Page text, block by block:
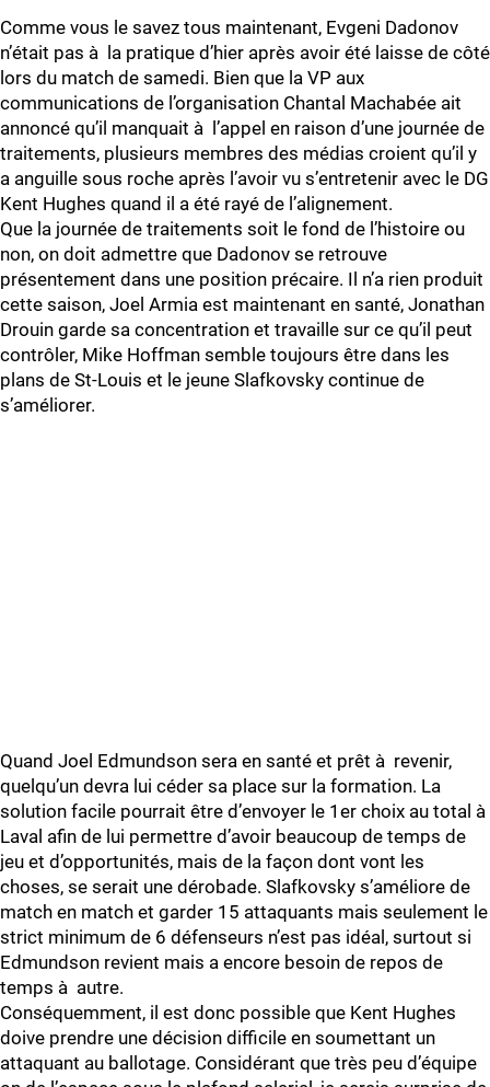
Comme vous le savez tous maintenant, Evgeni Dadonov
n’était pas à la pratique d’hier après avoir été laisse de côté
lors du match de samedi. Bien que la VP aux
communications de l’organisation Chantal Machabée ait
annoncé qu’il manquait à l’appel en raison d’une journée de
traitements, plusieurs membres des médias croient qu’il y
a anguille sous roche après l’avoir vu s’entretenir avec le DG
Kent Hughes quand il a été rayé de l’alignement.
Que la journée de traitements soit le fond de l’histoire ou
non, on doit admettre que Dadonov se retrouve
présentement dans une position précaire. Il n’a rien produit
cette saison, Joel Armia est maintenant en santé, Jonathan
Drouin garde sa concentration et travaille sur ce qu’il peut
contrôler, Mike Hoffman semble toujours être dans les
plans de St-Louis et le jeune Slafkovsky continue de
s’améliorer.
Quand Joel Edmundson sera en santé et prêt à revenir,
quelqu’un devra lui céder sa place sur la formation. La
solution facile pourrait être d’envoyer le 1er choix au total à
Laval afin de lui permettre d’avoir beaucoup de temps de
jeu et d’opportunités, mais de la façon dont vont les
choses, se serait une dérobade. Slafkovsky s’améliore de
match en match et garder 15 attaquants mais seulement le
strict minimum de 6 défenseurs n’est pas idéal, surtout si
Edmundson revient mais a encore besoin de repos de
temps à autre.
Conséquemment, il est donc possible que Kent Hughes
doive prendre une décision difficile en soumettant un
attaquant au ballotage. Considérant que très peu d’équipe